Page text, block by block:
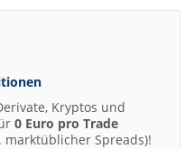
Kryptos und
0 Euro pro Trade
marktüblicher Spreads)!